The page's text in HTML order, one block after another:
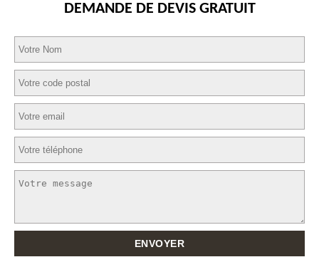
DEMANDE DE DEVIS GRATUIT